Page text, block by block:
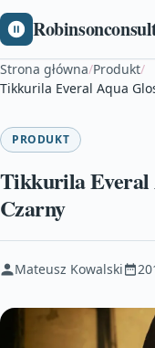
Strona główna/Produkt/
Tikkurila Everal Aqua
PRODUKT
Tikkurila Everal
Czarny
Mateusz Kowalski